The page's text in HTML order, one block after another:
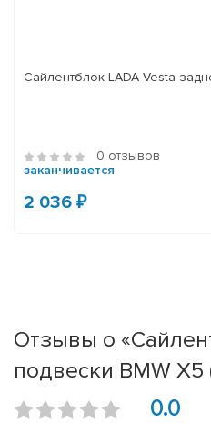
Сайлентблок LADA Vesta
0 отзывов
заканчивается
2 036 ₽
Отзывы о
подвески BMW X5
0.0